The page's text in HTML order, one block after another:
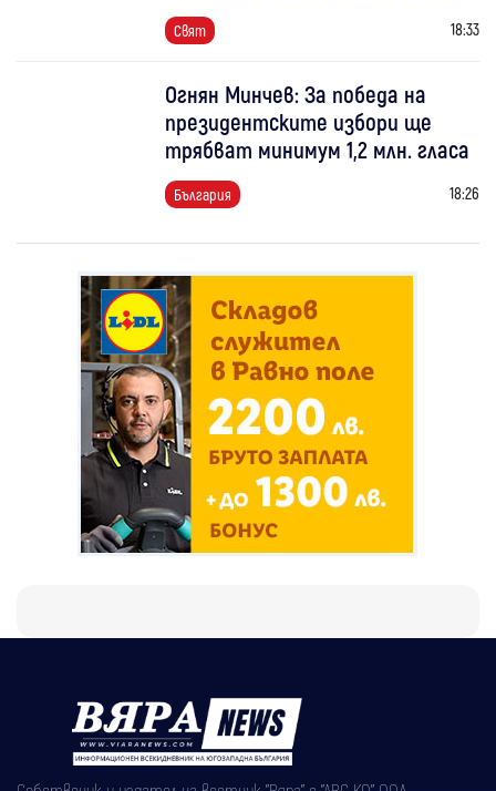
Свят 18:33
Огнян Минчев: За победа на
президентските избори ще
трябват минимум 1,2 млн. гласа
България 18:26